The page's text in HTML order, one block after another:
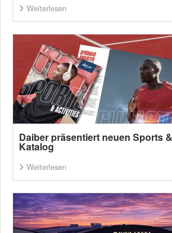
Weiterlesen
Daiber präsentiert neuen Sports
Katalog
Weiterlesen